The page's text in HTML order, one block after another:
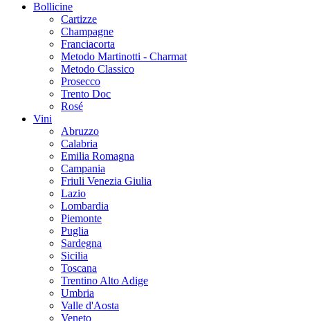
Bollicine
Cartizze
Champagne
Franciacorta
Metodo Martinotti - Charmat
Metodo Classico
Prosecco
Trento Doc
Rosé
Vini
Abruzzo
Calabria
Emilia Romagna
Campania
Friuli Venezia Giulia
Lazio
Lombardia
Piemonte
Puglia
Sardegna
Sicilia
Toscana
Trentino Alto Adige
Umbria
Valle d'Aosta
Veneto